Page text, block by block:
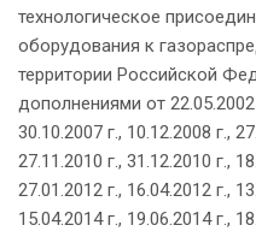
технологическое
оборудования к
территории Российской
дополнениями от 22.05.2002
30.10.2007 г., 10.12.2008 г.,
27.11.2010 г., 31.12.2010 г.,
27.01.2012 г., 16.04.2012 г.,
15.04.2014 г., 19.06.2014 г.,